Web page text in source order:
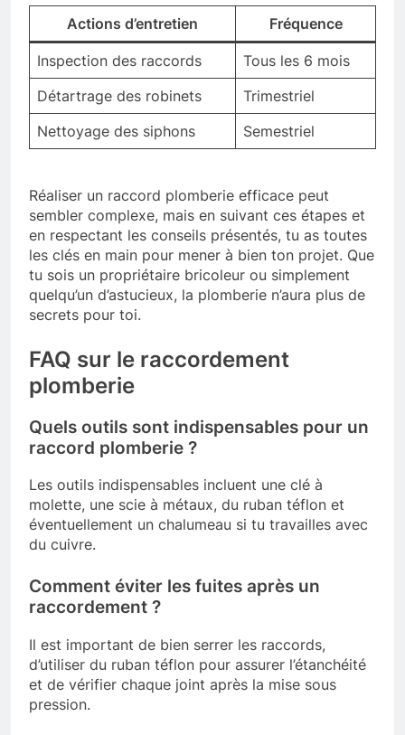
Actions d’entretien Fréquence
Inspection des raccords
Tous les 6 mois
Détartrage des robinets
Trimestriel
Nettoyage des siphons
Semestriel
Réaliser un raccord plomberie efficace peut
sembler complexe, mais en suivant ces étapes et
en respectant les conseils présentés, tu as toutes
les clés en main pour mener à bien ton projet. Que
tu sois un propriétaire bricoleur ou simplement
quelqu’un d’astucieux, la plomberie n’aura plus de
secrets pour toi.
FAQ sur le raccordement
plomberie
Quels outils sont indispensables pour un
raccord plomberie ?
Les outils indispensables incluent une clé à
molette, une scie à métaux, du ruban téflon et
éventuellement un chalumeau si tu travailles avec
du cuivre.
Comment éviter les fuites après un
raccordement ?
Il est important de bien serrer les raccords,
d’utiliser du ruban téflon pour assurer l’étanchéité
et de vérifier chaque joint après la mise sous
pression.